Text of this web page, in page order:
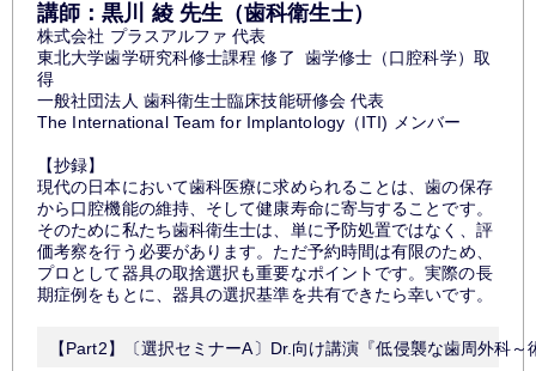
講師：黒川 綾 先生（歯科衛生士）
株式会社 プラスアルファ 代表
東北大学歯学研究科修士課程 修了 歯学修士（口腔科学）取
得
一般社団法人 歯科衛生士臨床技能研修会 代表
The International Team for Implantology（ITI) メンバー
【抄録】
現代の日本において歯科医療に求められることは、歯の保存
から口腔機能の維持、そして健康寿命に寄与することです。
そのために私たち歯科衛生士は、単に予防処置ではなく、評
価考察を行う必要があります。ただ予約時間は有限のため、
プロとして器具の取捨選択も重要なポイントです。実際の長
期症例をもとに、器具の選択基準を共有できたら幸いです。
【Part2】〔選択セミナーA〕Dr.向け講演『低侵襲な歯周外科